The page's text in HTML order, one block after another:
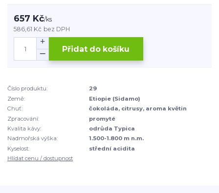
657 Kč/ks
586,61 Kč bez DPH
Přidat do košíku
Číslo produktu:
29
Země:
Etiopie (Sidamo)
Chuť:
čokoláda, citrusy, aroma květin
Zpracování:
promyté
Kvalita kávy:
odrůda Typica
Nadmořská výška:
1.500-1.800 m n.m.
Kyselost:
střední acidita
Hlídat cenu / dostupnost